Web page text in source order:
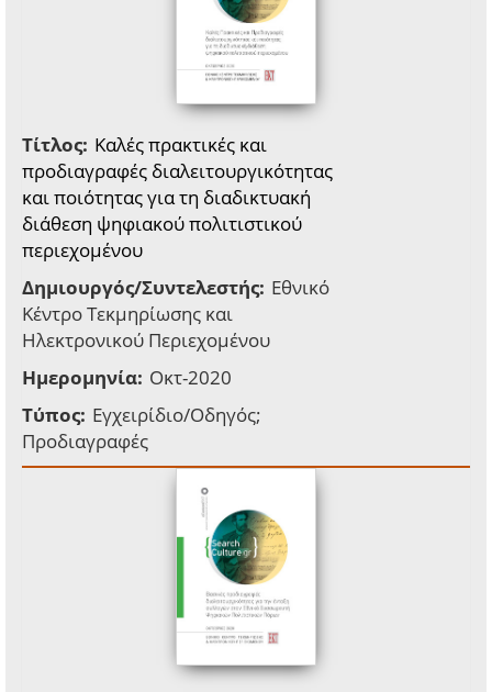
Τίτλος: Καλές πρακτικές και
προδιαγραφές διαλειτουργικότητας
και ποιότητας για τη διαδικτυακή
διάθεση ψηφιακού πολιτιστικού
περιεχομένου
Δημιουργός/Συντελεστής: Εθνικό
Κέντρο Τεκμηρίωσης και
Ηλεκτρονικού Περιεχομένου
Ημερομηνία: Οκτ-2020
Τύπος: Εγχειρίδιο/Οδηγός;
Προδιαγραφές